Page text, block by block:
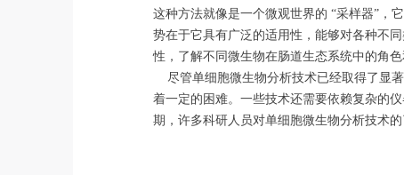
这种方法就像是一个微观世界的 “采样器”，
势在于它具有广泛的适用性，能够对各种不
性，了解不同微生物在肠道生态系统中的角
尽管单细胞微生物分析技术已经取得了显
着一定的困难。一些技术还需要依赖复杂的
期，许多科研人员对单细胞微生物分析技术